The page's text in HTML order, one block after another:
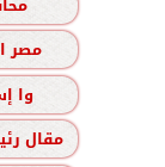
مصر
وا
مقال